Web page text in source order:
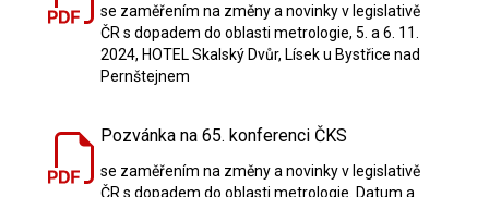
se zaměřením na změny a novinky v legislativě
ČR s dopadem do oblasti metrologie, 5. a 6. 11.
2024, HOTEL Skalský Dvůr, Lísek u Bystřice nad
Pernštejnem
Pozvánka na 65. konferenci ČKS
se zaměřením na změny a novinky v legislativě
ČR s dopadem do oblasti metrologie. Datum a